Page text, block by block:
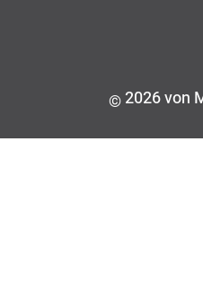
©2026 von